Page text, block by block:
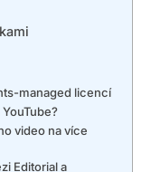
managed licencí
video na více
Editorial a